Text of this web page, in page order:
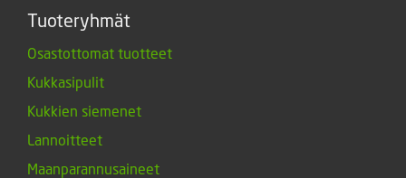
Tuoteryhmät
Osastottomat tuotteet
Kukkasipulit
Kukkien siemenet
Lannoitteet
Maanparannusaineet